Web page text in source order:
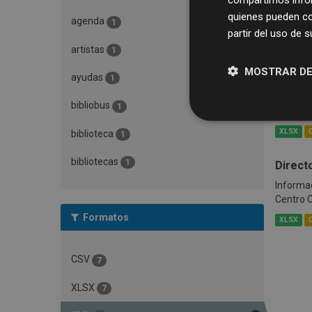
agenda 1
artistas 1
ayudas 1
bibliobus 1
biblioteca 1
bibliotecas 1
Formatos
CSV 7
XLSX 7
Agenda
XLSX
Centro
XLSX
quienes pueden
partir del uso de
MOSTRAR